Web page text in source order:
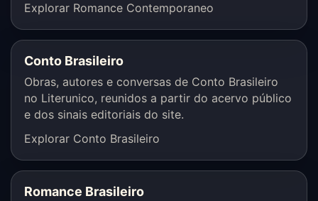
Explorar Romance Contemporaneo
Conto Brasileiro
Obras, autores e conversas de Conto Brasileiro
no Literunico, reunidos a partir do acervo público
e dos sinais editoriais do site.
Explorar Conto Brasileiro
Romance Brasileiro